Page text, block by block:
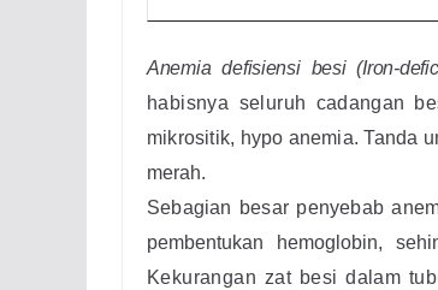
Anemia defisiensi besi (Iron-
habisnya seluruh cadangan
mikrositik, hypo anemia. Tanda
merah.
Sebagian besar penyebab
pembentukan hemoglobin,
Kekurangan zat besi dalam